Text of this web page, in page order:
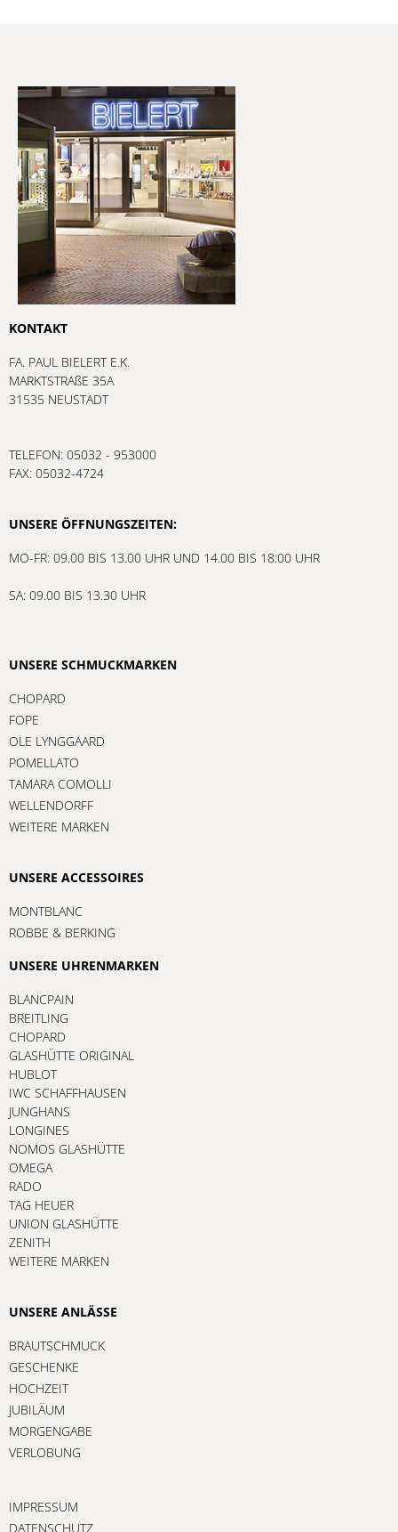
KONTAKT
FA. PAUL BIELERT E.K.
MARKTSTRAßE 35A
31535 NEUSTADT
TELEFON: 05032 - 953000
FAX: 05032-4724
UNSERE ÖFFNUNGSZEITEN:
MO-FR: 09.00 BIS 13.00 UHR UND 14.00 BIS 18:00 UHR
SA: 09.00 BIS 13.30 UHR
UNSERE SCHMUCKMARKEN
CHOPARD
FOPE
OLE LYNGGAARD
POMELLATO
TAMARA COMOLLI
WELLENDORFF
WEITERE MARKEN
UNSERE ACCESSOIRES
MONTBLANC
ROBBE & BERKING
UNSERE UHRENMARKEN
BLANCPAIN
BREITLING
CHOPARD
GLASHÜTTE ORIGINAL
HUBLOT
IWC SCHAFFHAUSEN
JUNGHANS
LONGINES
NOMOS GLASHÜTTE
OMEGA
RADO
TAG HEUER
UNION GLASHÜTTE
ZENITH
WEITERE MARKEN
UNSERE ANLÄSSE
BRAUTSCHMUCK
GESCHENKE
HOCHZEIT
JUBILÄUM
MORGENGABE
VERLOBUNG
IMPRESSUM
DATENSCHUTZ